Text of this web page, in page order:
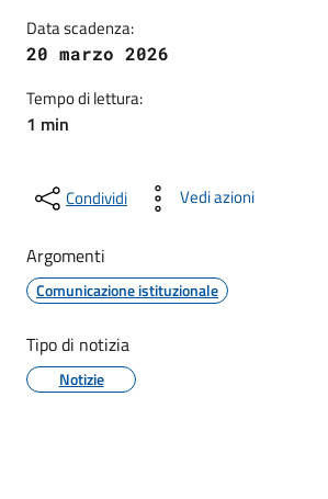
Data scadenza:
20 marzo 2026
Tempo di lettura:
1 min
Condividi Vedi azioni
Argomenti
Comunicazione istituzionale
Tipo di notizia
Notizie